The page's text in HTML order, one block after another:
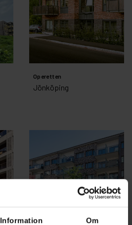
Information Om
Operetten
Jönköping